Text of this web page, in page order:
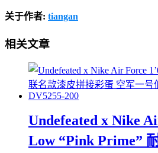
关于作者: tiangan
相关文章
Undefeated x Nike
Low “Pink Prime”